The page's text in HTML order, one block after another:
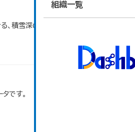
組織一覧
、積雪深の一覧（平成17年度以
です。